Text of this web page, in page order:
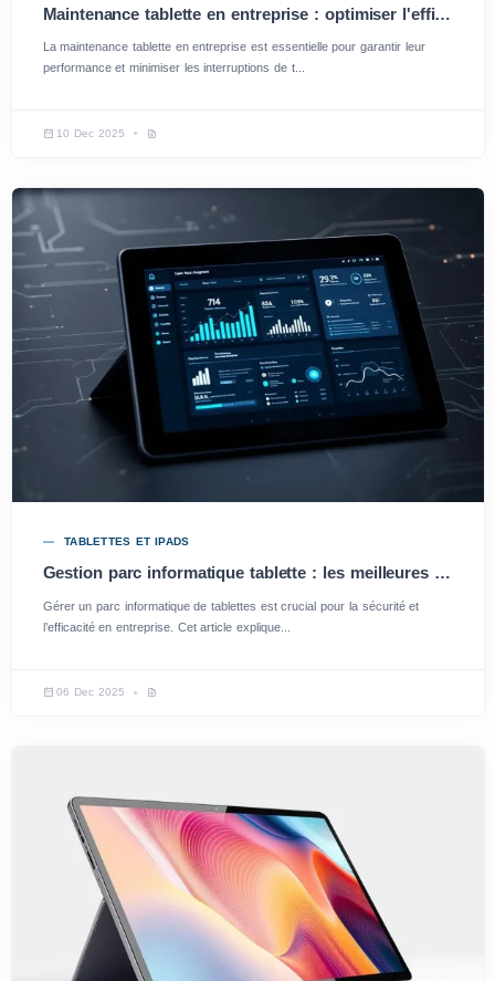
Maintenance tablette en entreprise : optimiser l'efficacité et la productivité
La maintenance tablette en entreprise est essentielle pour garantir leur
performance et minimiser les interruptions de t...
10 Dec 2025
TABLETTES ET IPADS
Gestion parc informatique tablette : les meilleures pratiques pour une efficacité optimale
Gérer un parc informatique de tablettes est crucial pour la sécurité et
l’efficacité en entreprise. Cet article explique...
06 Dec 2025